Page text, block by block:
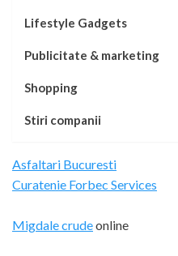
Lifestyle Gadgets
Publicitate & marketing
Shopping
Stiri companii
Asfaltari Bucuresti
Curatenie Forbec Services
Migdale crudeonline